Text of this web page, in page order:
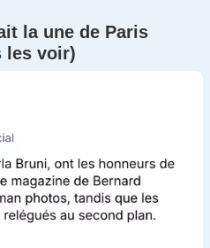
la une de Paris
les voir)